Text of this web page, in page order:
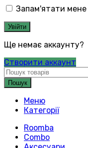
Запам'ятати мене
Увійти
Ще немає аккаунту?
Створити аккаунт
Пошук
Меню
Категорії
Roomba
Combo